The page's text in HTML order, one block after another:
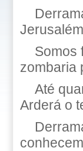
Somos
zombaria
Até
Arderá o